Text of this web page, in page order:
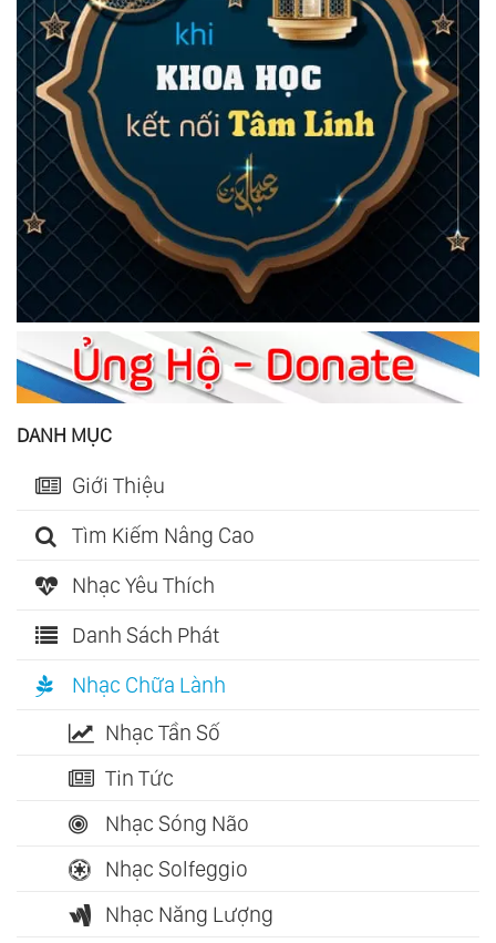
DANH MỤC
Giới Thiệu
Tìm Kiếm Nâng Cao
Nhạc Yêu Thích
Danh Sách Phát
Nhạc Chữa Lành
Nhạc Tần Số
Tin Tức
Nhạc Sóng Não
Nhạc Solfeggio
Nhạc Năng Lượng